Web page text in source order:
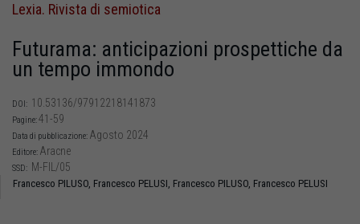
Lexia. Rivista di semiotica
Futurama: anticipazioni prospettiche da
un tempo immondo
DOI: 10.53136/97912218141873
Pagine:41-59
Data di pubblicazione: Agosto 2024
Editore: Aracne
SSD: M-FIL/05
Francesco PILUSO, Francesco PELUSI, Francesco PILUSO, Francesco PELUSI